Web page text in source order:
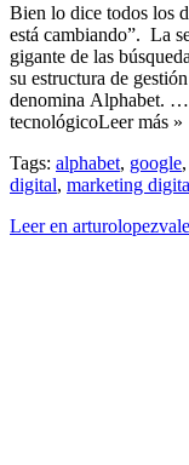
Bien lo dice todos los
está cambiando”. La
gigante de las
su estructura de
denomina Alphabet.
tecnológicoLeer más »
Tags: alphabet, google,
digital, marketing
Leer en